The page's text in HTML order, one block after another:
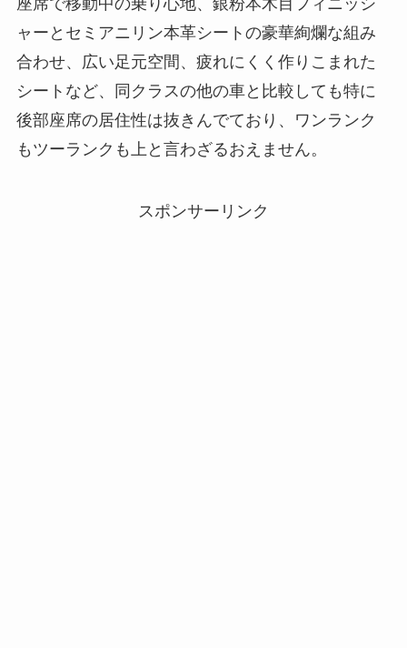
ャーとセミアニリン本革シートの豪華絢爛な組み
合わせ、広い足元空間、疲れにくく作りこまれた
シートなど、同クラスの他の車と比較しても特に
後部座席の居住性は抜きんでており、ワンランク
もツーランクも上と言わざるおえません。
スポンサーリンク